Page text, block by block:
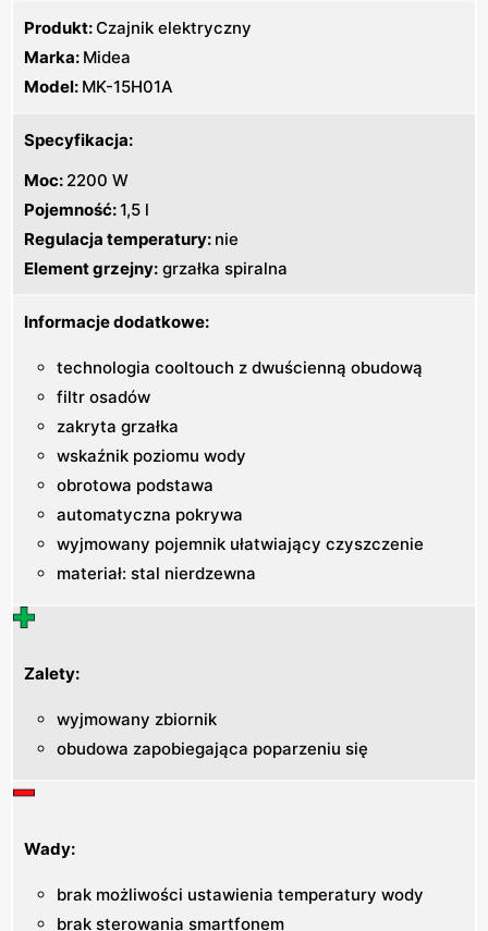
Produkt:Czajnik elektryczny
Marka: Midea
Model: MK-15H01A
Specyfikacja:
Moc: 2200 W
Pojemność:1,5 l
Regulacja temperatury: nie
Element grzejny: grzałka spiralna
Informacje dodatkowe:
technologia cooltouch z dwuścienną obudową
filtr osadów
zakryta grzałka
wskaźnik poziomu wody
obrotowa podstawa
automatyczna pokrywa
wyjmowany pojemnik ułatwiający czyszczenie
materiał: stal nierdzewna
Zalety:
wyjmowany zbiornik
obudowa zapobiegająca poparzeniu się
Wady:
brak możliwości ustawienia temperatury wody
brak sterowania smartfonem